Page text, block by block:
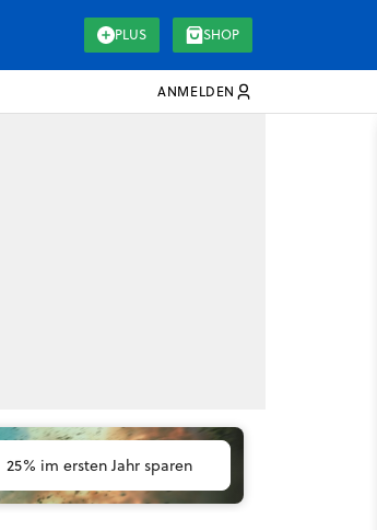
PLUS SHOP
ANMELDEN
25% im ersten Jahr sparen